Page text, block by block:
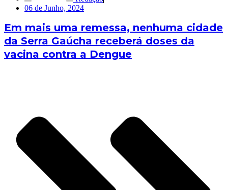
06 de Junho, 2024
Em mais uma remessa, nenhuma cidade
da Serra Gaúcha receberá doses da
vacina contra a Dengue